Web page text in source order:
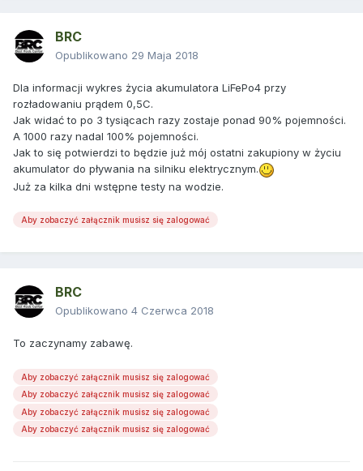
BRC
Opublikowano 29 Maja 2018
Dla informacji wykres życia akumulatora LiFePo4 przy
rozładowaniu prądem 0,5C.
Jak widać to po 3 tysiącach razy zostaje ponad 90% pojemności.
A 1000 razy nadal 100% pojemności.
Jak to się potwierdzi to będzie już mój ostatni zakupiony w życiu
akumulator do pływania na silniku elektrycznym.
Już za kilka dni wstępne testy na wodzie.
Aby zobaczyć załącznik musisz się zalogować
BRC
Opublikowano 4 Czerwca 2018
To zaczynamy zabawę.
Aby zobaczyć załącznik musisz się zalogować
Aby zobaczyć załącznik musisz się zalogować
Aby zobaczyć załącznik musisz się zalogować
Aby zobaczyć załącznik musisz się zalogować